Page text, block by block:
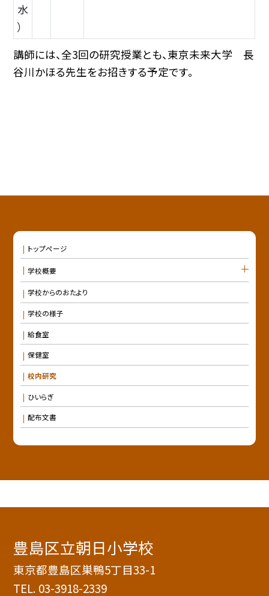
水
）
講師には、全3回の研究授業とも、東京未来大学 長
谷川かほる先生をお招きする予定です。
トップページ
学校概要
学校からのおたより
学校の様子
給食室
保健室
校内研究
ひいらぎ
配布文書
豊島区立朝日小学校
東京都豊島区巣鴨5丁目33-1
TEL. 03-3918-2339